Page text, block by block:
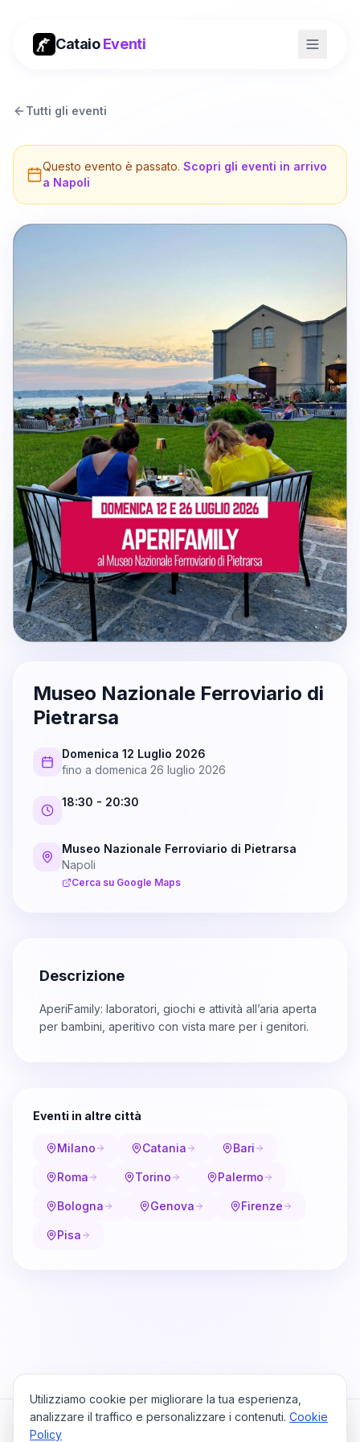
CataioEventi
Tutti gli eventi
Questo evento è passato. Scopri gli eventi in arrivo
a Napoli
Museo Nazionale Ferroviario di
Pietrarsa
Domenica 12 Luglio 2026
fino a domenica 26 luglio 2026
18:30 - 20:30
Museo Nazionale Ferroviario di Pietrarsa
Napoli
Cerca su Google Maps
Descrizione
AperiFamily: laboratori, giochi e attività all’aria aperta
per bambini, aperitivo con vista mare per i genitori.
Eventi in altre città
Milano Catania Bari
Roma Torino Palermo
Bologna Genova Firenze
Pisa
Utilizziamo cookie per migliorare la tua esperienza,
analizzare il traffico e personalizzare i contenuti. Cookie
Policy